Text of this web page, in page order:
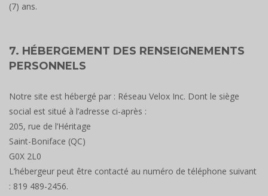
(7) ans.
7. HÉBERGEMENT DES RENSEIGNEMENTS
PERSONNELS
Notre site est hébergé par : Réseau Velox Inc. Dont le siège
social est situé à l’adresse ci-après :
205, rue de l’Héritage
Saint-Boniface (QC)
G0X 2L0
L’hébergeur peut être contacté au numéro de téléphone suivant
: 819 489-2456.